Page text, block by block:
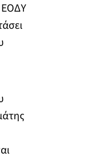
ΕΟΔΥ